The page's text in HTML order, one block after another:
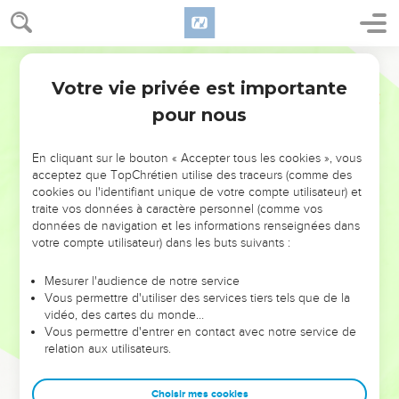
NE MANQUEZ PAS L’ÉVÉNEMENT
DE L’ANNÉE !
ET SI LEURS ERREURS POUVAIENT VOUS ÉVITER LES
VOTRES ?
leur foi ou leur vision. Mais on voit moins les doutes, les erreurs
et les saisons difficiles qu'ils ont traversés, alors même que ce
sont elles qui les ont façonnés.
Dans cette conférence, leaders, entrepreneurs, et responsables
clés pour avancer avec plus de sagesse afin que leurs erreurs
Votre vie privée est importante
pour nous
En cliquant sur le bouton « Accepter tous les cookies », vous
acceptez que TopChrétien utilise des traceurs (comme des
cookies ou l'identifiant unique de votre compte utilisateur) et
traite vos données à caractère personnel (comme vos
données de navigation et les informations renseignées dans
votre compte utilisateur) dans les buts suivants :
Mesurer l'audience de notre service
Vous permettre d'utiliser des services tiers tels que de la
vidéo, des cartes du monde…
Vous permettre d'entrer en contact avec notre service de
relation aux utilisateurs.
Choisir mes cookies